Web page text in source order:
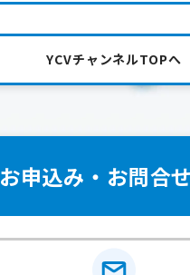
YCVチャンネルTOPへ
お申込み・お問合